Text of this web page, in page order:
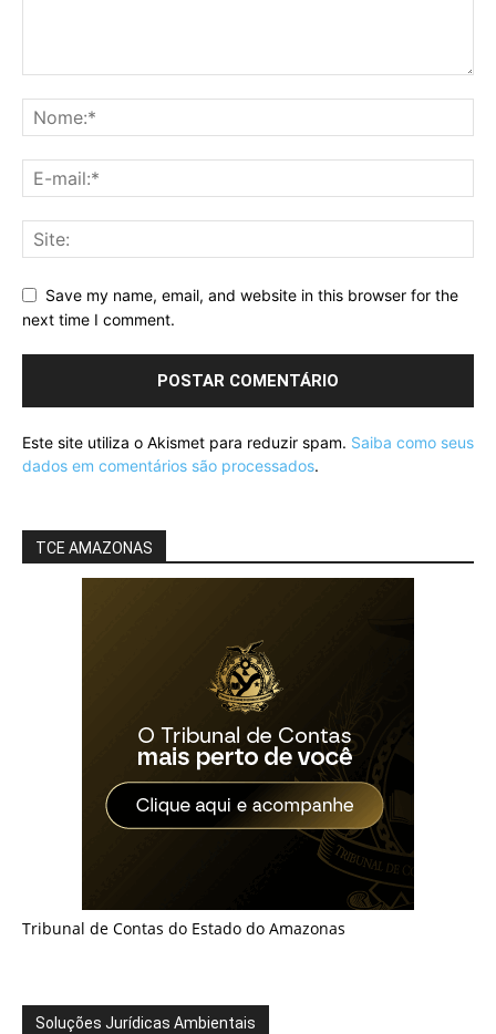
Save my name, email, and website in this browser for the
next time I comment.
Este site utiliza o Akismet para reduzir spam. Saiba como seus
dados em comentários são processados.
TCE AMAZONAS
Tribunal de Contas do Estado do Amazonas
Soluções Jurídicas Ambientais